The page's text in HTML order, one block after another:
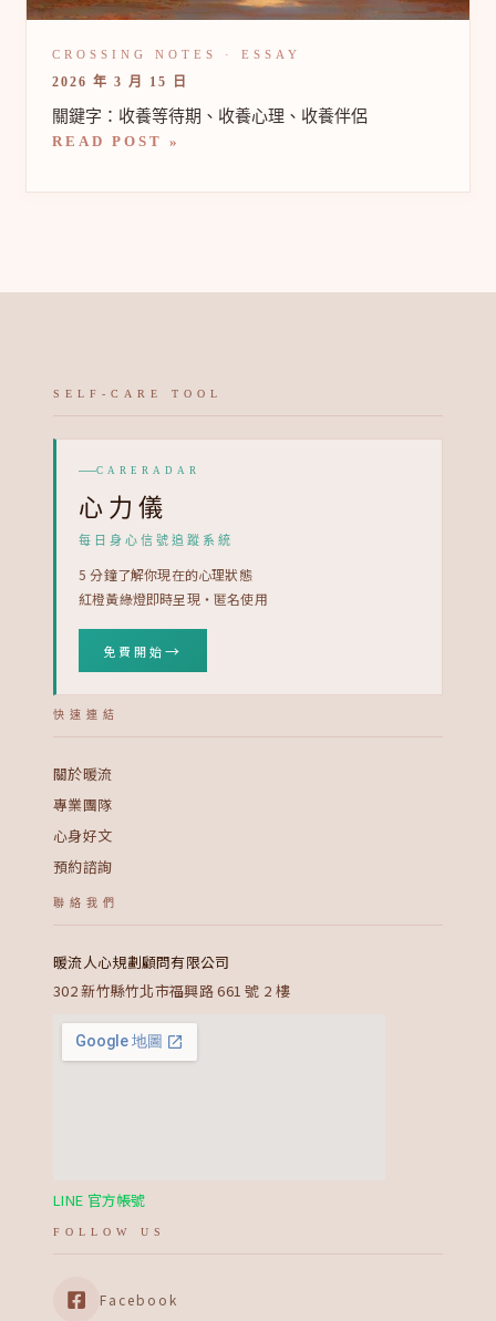
2026 年 3 月 15 日
關鍵字：收養等待期、收養心理、收養伴侶
查
READ POST »
SELF-CARE TOOL
CARERADAR
心力儀
每日身心信號追蹤系統
5 分鐘了解你現在的心理狀態
紅橙黃綠燈即時呈現・匿名使用
免費開始→
快速連結
關於暖流
專業團隊
心身好文
預約諮詢
聯絡我們
暖流人心規劃顧問有限公司
302 新竹縣竹北市福興路 661 號 2 樓
LINE 官方帳號
FOLLOW US
Facebook